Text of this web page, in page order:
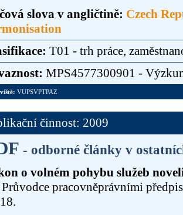
slova v angličtině: Czech
T01 - trh práce,
MPS4577300901 -
VUPSVPTPAZ
činnost: 2009
- odborné články v
o volném pohybu služeb
Průvodce pracovněprávními